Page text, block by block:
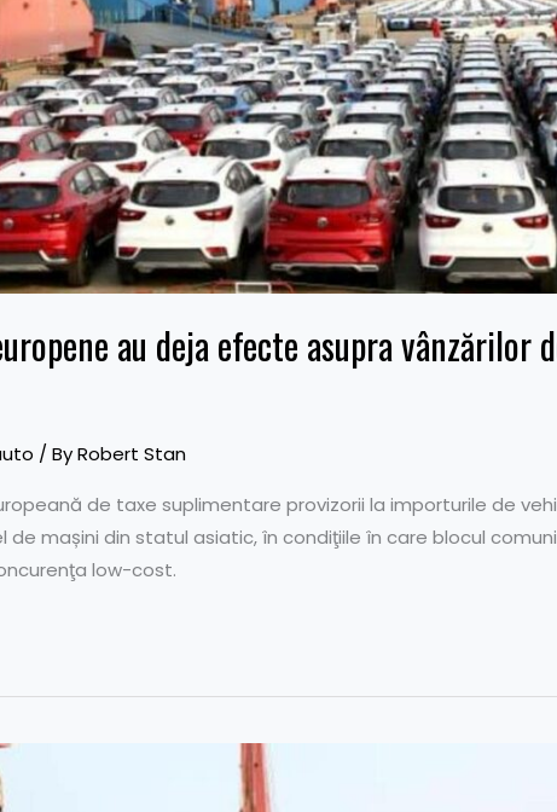
au deja efecte asupra vânzărilor
/ ByRobert Stan
de taxe suplimentare provizorii la importurile de
de mașini din statul asiatic, în condiţiile în care blocul
low-cost.